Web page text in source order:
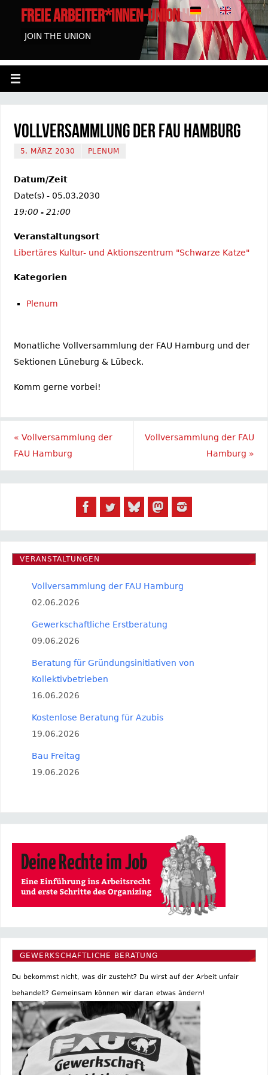
FREIE ARBEITER*INNEN-UNION HAMBURG
JOIN THE UNION
Vollversammlung der FAU Hamburg
5. MÄRZ 2030 PLENUM
Datum/Zeit
Date(s) - 05.03.2030
19:00 - 21:00
Veranstaltungsort
Libertäres Kultur- und Aktionszentrum "Schwarze Katze"
Kategorien
Plenum
Monatliche Vollversammlung der FAU Hamburg und der
Sektionen Lüneburg & Lübeck.
Komm gerne vorbei!
« Vollversammlung der
FAU Hamburg
Vollversammlung der FAU
Hamburg »
VERANSTALTUNGEN
Vollversammlung der FAU Hamburg
02.06.2026
Gewerkschaftliche Erstberatung
09.06.2026
Beratung für Gründungsinitiativen von
Kollektivbetrieben
16.06.2026
Kostenlose Beratung für Azubis
19.06.2026
Bau Freitag
19.06.2026
GEWERKSCHAFTLICHE BERATUNG
Du bekommst nicht, was dir zusteht? Du wirst auf der Arbeit unfair
behandelt? Gemeinsam können wir daran etwas ändern!